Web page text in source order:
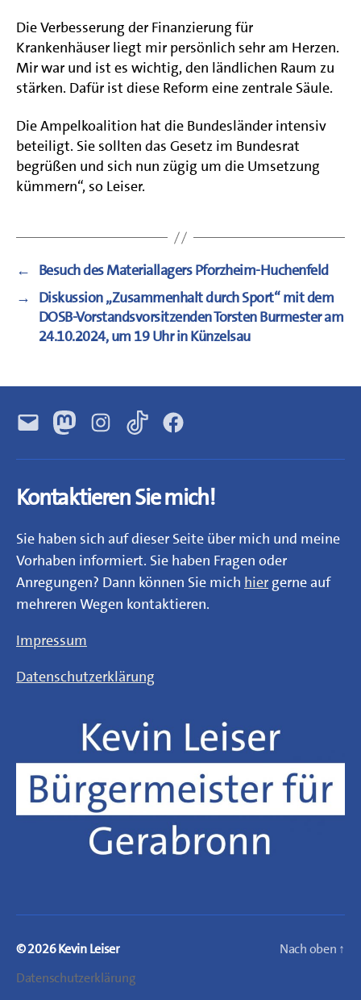
Die Verbesserung der Finanzierung für
Krankenhäuser liegt mir persönlich sehr am Herzen.
Mir war und ist es wichtig, den ländlichen Raum zu
stärken. Dafür ist diese Reform eine zentrale Säule.
Die Ampelkoalition hat die Bundesländer intensiv
beteiligt. Sie sollten das Gesetz im Bundesrat
begrüßen und sich nun zügig um die Umsetzung
kümmern“, so Leiser.
← Besuch des Materiallagers Pforzheim-Huchenfeld
→ Diskussion „Zusammenhalt durch Sport“ mit dem
DOSB-Vorstandsvorsitzenden Torsten Burmester am
24.10.2024, um 19 Uhr in Künzelsau
E-
Mail
MastodonInstagramTikTokFacebook
Kontaktieren Sie mich!
Sie haben sich auf dieser Seite über mich und meine
Vorhaben informiert. Sie haben Fragen oder
Anregungen? Dann können Sie mich hier gerne auf
mehreren Wegen kontaktieren.
Impressum
Datenschutzerklärung
© 2026Kevin Leiser
Datenschutzerklärung
Nach oben ↑